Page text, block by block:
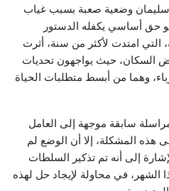
وضعية صعبة بسبب غياب
حق أساسي يكفله الدستور
التي امتدت لأكثر من سنة، أثرت
السكان، حيث يواجهون تحديات
وهما من أبسط متطلبات الحياة
سابقة موجهة إلى العامل
هذه المشكلة، إلا أن الوضع لم
إلى أنه تم تذكير السلطات
الشهر، في محاولة لإيجاد حل لهذه